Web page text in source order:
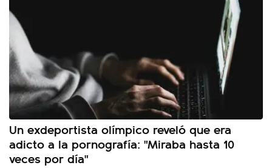
Un exdeportista olímpico reveló que era
adicto a la pornografía: "Miraba hasta 10
veces por día"